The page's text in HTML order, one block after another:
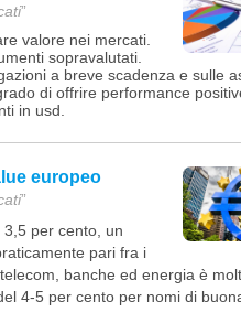
”
valore nei mercati.
sopravalutati.
a breve scadenza e sulle
di offrire performance
in usd.
europeo
”
per cento, un
pari fra i
banche ed energia è
4-5 per cento per nomi di